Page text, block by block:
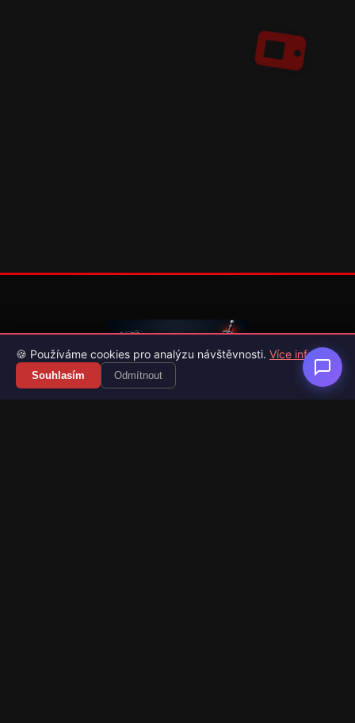
Váš průvodce světem videoher. Novinky, recenze a česko-
slovenské překlady her.
🍪 Používáme cookies pro analýzu návštěvnosti. Více info
Souhlasím Odmítnout